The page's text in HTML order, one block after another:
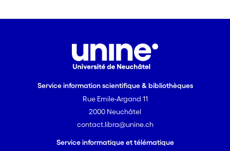
Service information scientifique & bibliothèques
Rue Emile-Argand 11
2000 Neuchâtel
contact.libra@unine.ch
Service informatique et télématique